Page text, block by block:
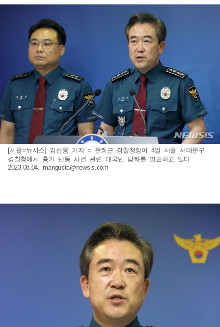
[서울=뉴시스] 김선웅 기자 = 윤희근 경찰청장이 4일 서울 서대문구
경찰청에서 흉기 난동 사건 관련 대국민 담화를 발표하고 있다.
2023.08.04. mangusta@newsis.com